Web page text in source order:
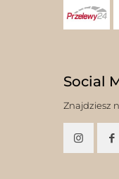
Social
Znajdziesz